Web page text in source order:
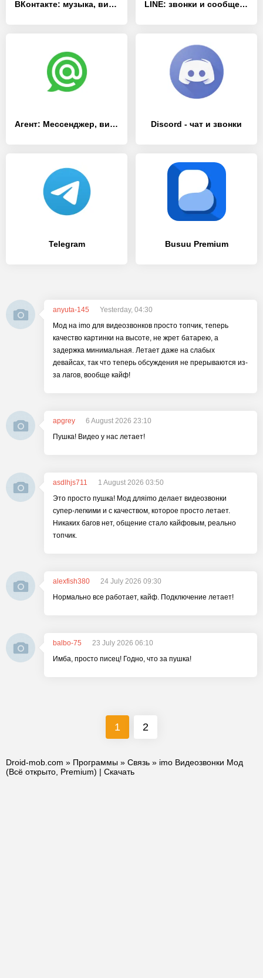
ВКонтакте: музыка, видео, чат LINE: звонки и сообщения
Агент: Мессенджер, видеозвонки Discord - чат и звонки
Telegram Busuu Premium
anyuta-145
Yesterday, 04:30
Мод на imo для видеозвонков просто топчик, теперь
качество картинки на высоте, не жрет батарею, а
задержка минимальная. Летает даже на слабых
девайсах, так что теперь обсуждения не прерываются из-
за лагов, вообще кайф!
apgrey
6 August 2026 23:10
Пушка! Видео у нас летает!
asdlhjs711
1 August 2026 03:50
Это просто пушка! Мод дляimo делает видеозвонки
супер-легкими и с качеством, которое просто летает.
Никаких багов нет, общение стало кайфовым, реально
топчик.
alexfish380
24 July 2026 09:30
Нормально все работает, кайф. Подключение летает!
balbo-75
23 July 2026 06:10
Имба, просто писец! Годно, что за пушка!
1 2
Droid-mob.com » Программы » Связь » imo Видеозвонки Мод
(Всё открыто, Premium) | Скачать